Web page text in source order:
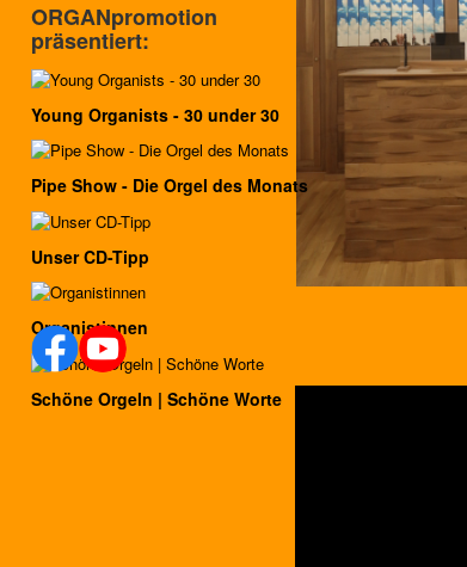
ORGANpromotion
präsentiert:
Young Organists - 30 under 30
Pipe Show - Die Orgel des Monats
Unser CD-Tipp
Organistinnen
Schöne Orgeln | Schöne Worte